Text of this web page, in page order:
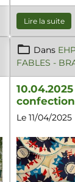
Lire la suite
Dans
FABLES -
de France
Fables -
Le 11/04/2025